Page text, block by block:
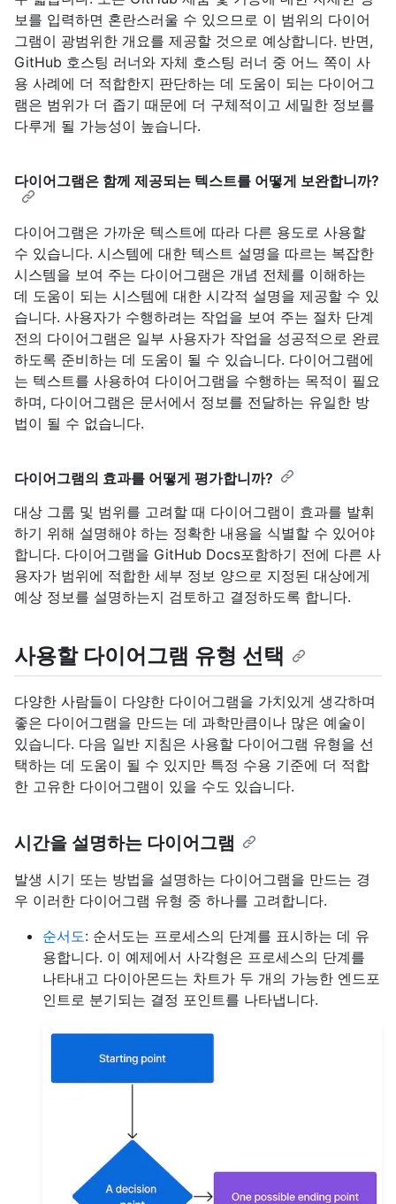
보를 입력하면 혼란스러울 수 있으므로 이 범위의 다이어
그램이 광범위한 개요를 제공할 것으로 예상합니다. 반면,
GitHub 호스팅 러너와 자체 호스팅 러너 중 어느 쪽이 사
용 사례에 더 적합한지 판단하는 데 도움이 되는 다이어그
램은 범위가 더 좁기 때문에 더 구체적이고 세밀한 정보를
다루게 될 가능성이 높습니다.
다이어그램은 함께 제공되는 텍스트를 어떻게 보완합니까?
다이어그램은 가까운 텍스트에 따라 다른 용도로 사용할
수 있습니다. 시스템에 대한 텍스트 설명을 따르는 복잡한
시스템을 보여 주는 다이어그램은 개념 전체를 이해하는
데 도움이 되는 시스템에 대한 시각적 설명을 제공할 수 있
습니다. 사용자가 수행하려는 작업을 보여 주는 절차 단계
전의 다이어그램은 일부 사용자가 작업을 성공적으로 완료
하도록 준비하는 데 도움이 될 수 있습니다. 다이어그램에
는 텍스트를 사용하여 다이어그램을 수행하는 목적이 필요
하며, 다이어그램은 문서에서 정보를 전달하는 유일한 방
법이 될 수 없습니다.
다이어그램의 효과를 어떻게 평가합니까?
대상 그룹 및 범위를 고려할 때 다이어그램이 효과를 발휘
하기 위해 설명해야 하는 정확한 내용을 식별할 수 있어야
합니다. 다이어그램을 GitHub Docs포함하기 전에 다른 사
용자가 범위에 적합한 세부 정보 양으로 지정된 대상에게
예상 정보를 설명하는지 검토하고 결정하도록 합니다.
사용할 다이어그램 유형 선택
다양한 사람들이 다양한 다이어그램을 가치있게 생각하며
좋은 다이어그램을 만드는 데 과학만큼이나 많은 예술이
있습니다. 다음 일반 지침은 사용할 다이어그램 유형을 선
택하는 데 도움이 될 수 있지만 특정 수용 기준에 더 적합
한 고유한 다이어그램이 있을 수도 있습니다.
시간을 설명하는 다이어그램
발생 시기 또는 방법을 설명하는 다이어그램을 만드는 경
우 이러한 다이어그램 유형 중 하나를 고려합니다.
순서도: 순서도는 프로세스의 단계를 표시하는 데 유
용합니다. 이 예제에서 사각형은 프로세스의 단계를
나타내고 다이아몬드는 차트가 두 개의 가능한 엔드포
인트로 분기되는 결정 포인트를 나타냅니다.